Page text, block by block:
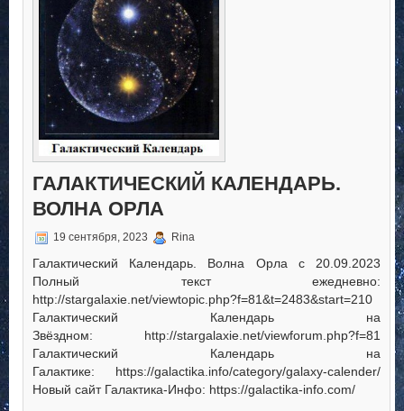
ГАЛАКТИЧЕСКИЙ КАЛЕНДАРЬ.
ВОЛНА ОРЛА
19 сентября, 2023 Rina
Галактический Календарь. Волна Орла c 20.09.2023
Полный текст ежедневно:
http://stargalaxie.net/viewtopic.php?f=81&t=2483&start=210
Галактический Календарь на
Звёздном: http://stargalaxie.net/viewforum.php?f=81
Галактический Календарь на
Галактике: https://galactika.info/category/galaxy-calender/
Новый сайт Галактика-Инфо: https://galactika-info.com/